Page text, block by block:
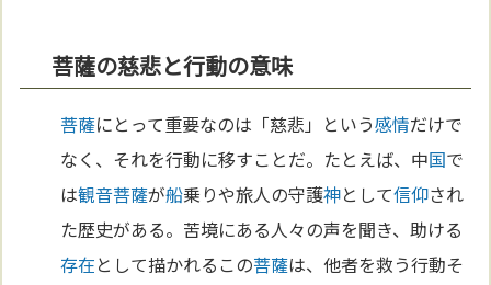
菩薩の慈悲と行動の意味
菩薩にとって重要なのは「慈悲」という感情だけで
なく、それを行動に移すことだ。たとえば、中国で
は観音菩薩が船乗りや旅人の守護神として信仰され
た歴史がある。苦境にある人々の声を聞き、助ける
存在として描かれるこの菩薩は、他者を救う行動そ